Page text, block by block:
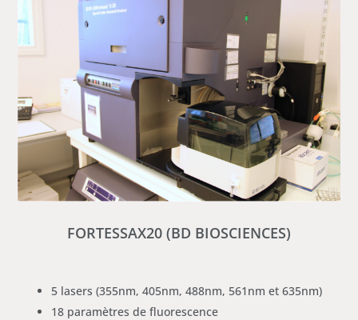
FORTESSAX20 (BD BIOSCIENCES)
5 lasers (355nm, 405nm, 488nm, 561nm et 635nm)
18 paramètres de fluorescence